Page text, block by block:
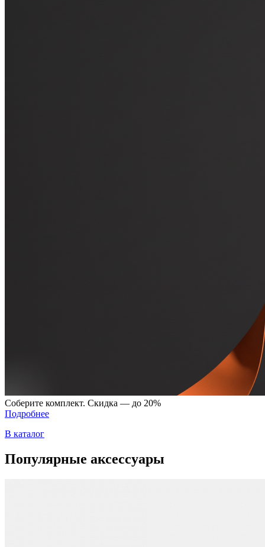
Соберите комплект. Скидка — до 20%
Подробнее
В каталог
Популярные аксессуары